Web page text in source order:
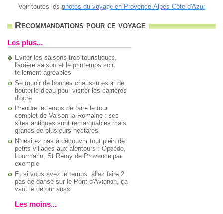
Voir toutes les photos du voyage en Provence-Alpes-Côte-d'Azur
Recommandations pour ce voyage
Les plus...
Eviter les saisons trop touristiques,
l'arrière saison et le printemps sont
tellement agréables
Se munir de bonnes chaussures et de
bouteille d'eau pour visiter les carrières
d'ocre
Prendre le temps de faire le tour
complet de Vaison-la-Romaine : ses
sites antiques sont remarquables mais
grands de plusieurs hectares
N'hésitez pas à découvrir tout plein de
petits villages aux alentours : Oppède,
Lourmarin, St Rémy de Provence par
exemple
Et si vous avez le temps, allez faire 2
pas de danse sur le Pont d'Avignon, ça
vaut le détour aussi
Les moins...